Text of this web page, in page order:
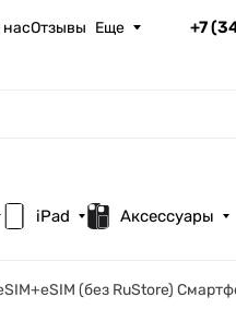
насОтзывы Еще +7
iPad Аксессуары
(без RuStore)